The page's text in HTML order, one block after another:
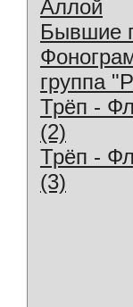
Аллой
Бывшие
группа
Трёп -
(2)
Трёп -
(3)